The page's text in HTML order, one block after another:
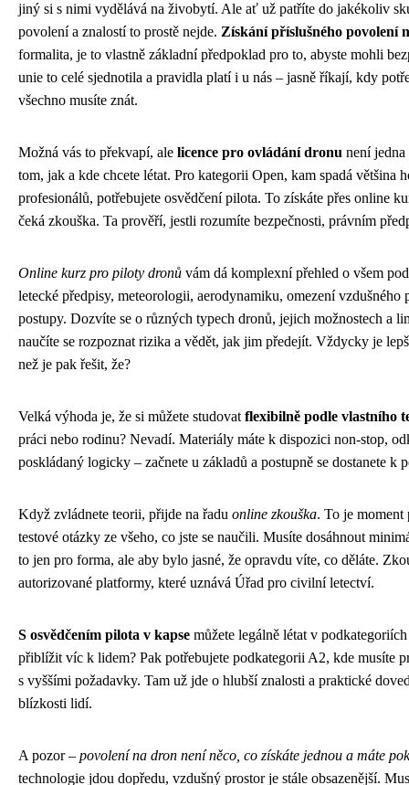
jiný si s nimi vydělává na živobytí. Ale ať už patříte do jakékoliv
povolení a znalostí to prostě nejde. Získání příslušného povolení
formalita, je to vlastně základní předpoklad pro to, abyste mohli
unie to celé sjednotila a pravidla platí i u nás – jasně říkají, kdy
všechno musíte znát.
Možná vás to překvapí, ale licence pro ovládání dronu není
tom, jak a kde chcete létat. Pro kategorii Open, kam spadá většina
profesionálů, potřebujete osvědčení pilota. To získáte přes online
čeká zkouška. Ta prověří, jestli rozumíte bezpečnosti, právním
Online kurz pro piloty dronů vám dá komplexní přehled o všem
letecké předpisy, meteorologii, aerodynamiku, omezení vzdušného
postupy. Dozvíte se o různých typech dronů, jejich možnostech a
naučíte se rozpoznat rizika a vědět, jak jim předejít. Vždycky je
než je pak řešit, že?
Velká výhoda je, že si můžete studovat flexibilně podle vlastního
práci nebo rodinu? Nevadí. Materiály máte k dispozici non-stop,
poskládaný logicky – začnete u základů a postupně se dostanete k
Když zvládnete teorii, přijde na řadu online zkouška. To je moment
testové otázky ze všeho, co jste se naučili. Musíte dosáhnout
to jen pro forma, ale aby bylo jasné, že opravdu víte, co děláte.
autorizované platformy, které uznává Úřad pro civilní letectví.
S osvědčením pilota v kapse můžete legálně létat v
přiblížit víc k lidem? Pak potřebujete podkategorii A2, kde musíte
s vyššími požadavky. Tam už jde o hlubší znalosti a praktické
blízkosti lidí.
A pozor – povolení na dron není něco, co získáte jednou a máte
technologie jdou dopředu, vzdušný prostor je stále obsazenější.